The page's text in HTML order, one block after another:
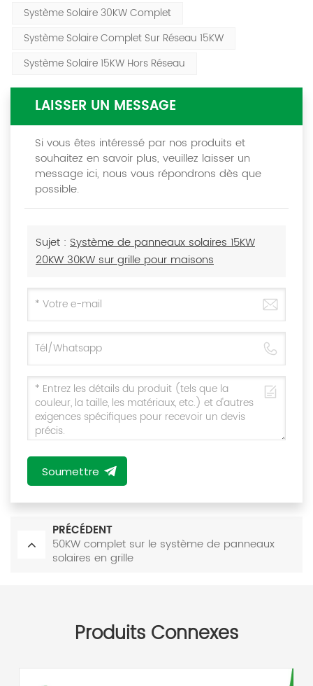
Système Solaire 30KW Complet
Système Solaire Complet Sur Réseau 15KW
Système Solaire 15KW Hors Réseau
LAISSER UN MESSAGE
Si vous êtes intéressé par nos produits et
souhaitez en savoir plus, veuillez laisser un
message ici, nous vous répondrons dès que
possible.
Sujet : Système de panneaux solaires 15KW
20KW 30KW sur grille pour maisons
Soumettre
PRÉCÉDENT
50KW complet sur le système de panneaux
solaires en grille
Produits Connexes